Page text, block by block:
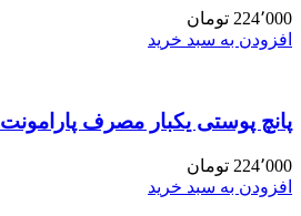
224٬000 تومان
افزودن به سبد خرید
پانچ پوستی یکبار مصرف پارامونت 3.5m 3.5-PUNCH
224٬000 تومان
افزودن به سبد خرید